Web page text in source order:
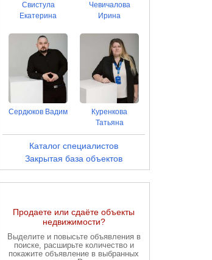
10 413 500
ул Федора Тютчева, 93/4
Свистула
Екатерина
Чевичалова
Ирина
Сердюков Вадим
Куренкова
Татьяна
Каталог специалистов
Закрытая база объектов
Продаете или сдаёте объекты
недвижимости?
Выделите и повысьте объявления в
поиске, расширьте количество и
покажите объявление в выбранных